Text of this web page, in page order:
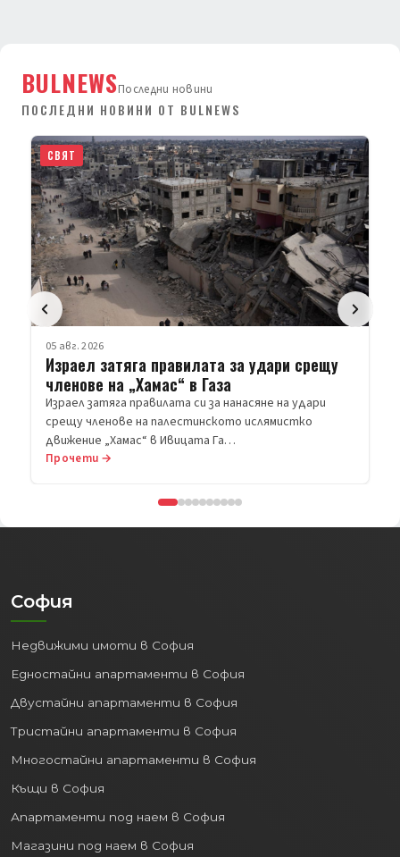
BULNEWSПоследни новини
ПОСЛЕДНИ НОВИНИ ОТ BULNEWS
СВЯТ
05 авг. 2026
Израел затяга правилата за удари срещу
членове на „Хамас“ в Газа
Израел затяга правилата си за нанасяне на удари
срещу членове на палестинското ислямистко
движение „Хамас“ в Ивицата Га…
Прочети →
София
Недвижими имоти в София
Едностайни апартаменти в София
Двустайни апартаменти в София
Тристайни апартаменти в София
Многостайни апартаменти в София
Къщи в София
Апартаменти под наем в София
Магазини под наем в София